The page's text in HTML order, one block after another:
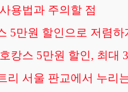
용법과 주의할 점
5만원 할인으로 저렴
캉스 5만원 할인, 최대
리 서울 판교에서 누리